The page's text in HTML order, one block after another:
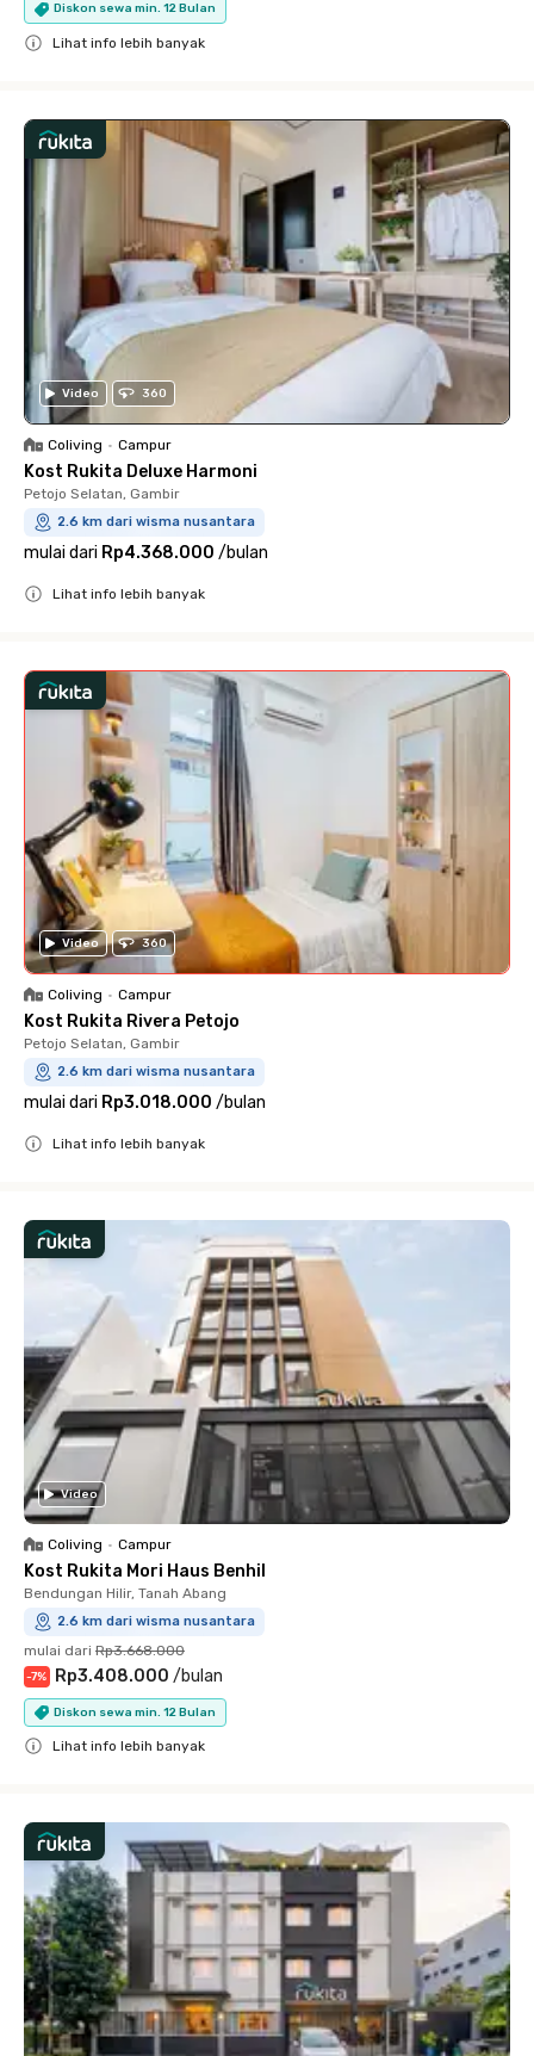
Diskon sewa min. 12 Bulan
Lihat info lebih banyak
Video 360
Coliving • Campur
Kost Rukita Deluxe Harmoni
Petojo Selatan, Gambir
2.6 km dari wisma nusantara
mulai dari Rp4.368.000 /bulan
Lihat info lebih banyak
Video 360
Coliving • Campur
Kost Rukita Rivera Petojo
Petojo Selatan, Gambir
2.6 km dari wisma nusantara
mulai dari Rp3.018.000 /bulan
Lihat info lebih banyak
Video
Coliving • Campur
Kost Rukita Mori Haus Benhil
Bendungan Hilir, Tanah Abang
2.6 km dari wisma nusantara
mulai dari Rp3.668.000
-7% Rp3.408.000 /bulan
Diskon sewa min. 12 Bulan
Lihat info lebih banyak